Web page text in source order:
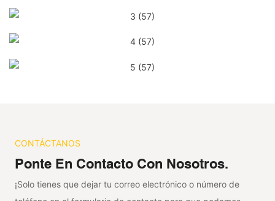
CONTÁCTANOS
Ponte En Contacto Con Nosotros.
¡Solo tienes que dejar tu correo electrónico o número de